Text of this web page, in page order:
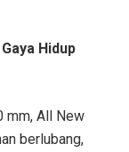
Hidup
mm, All New
berlubang,